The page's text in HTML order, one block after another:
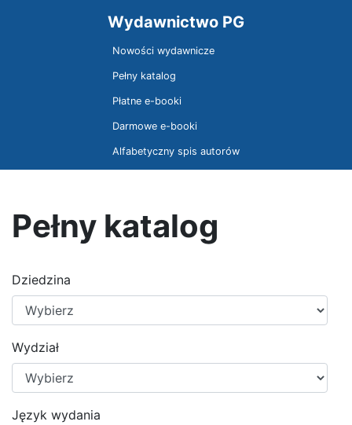
Wydawnictwo PG
Nowości wydawnicze
Pełny katalog
Płatne e-booki
Darmowe e-booki
Alfabetyczny spis autorów
Pełny katalog
Dziedzina
Wydział
Język wydania